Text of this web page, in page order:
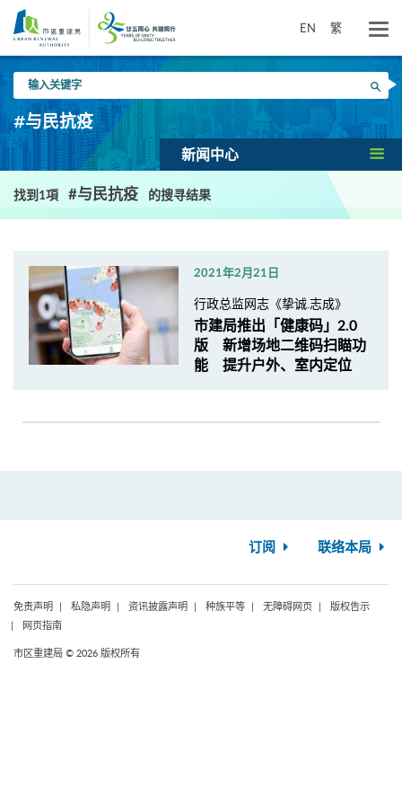
要
EN 繁
入
关
键
搜寻
#与民抗疫
新闻中心
找到1項 #与民抗疫 的搜寻结果
2021年2月21日
行政总监网志《挚诚.志成》
市建局推出「健康码」2.0
版 新增场地二维码扫瞄功
能 提升户外、室内定位
订阅 联络本局
免责声明 私隐声明 资讯披露声明 种族平等 无障碍网页
版权告示
网页指南
市区重建局 © 2026 版权所有